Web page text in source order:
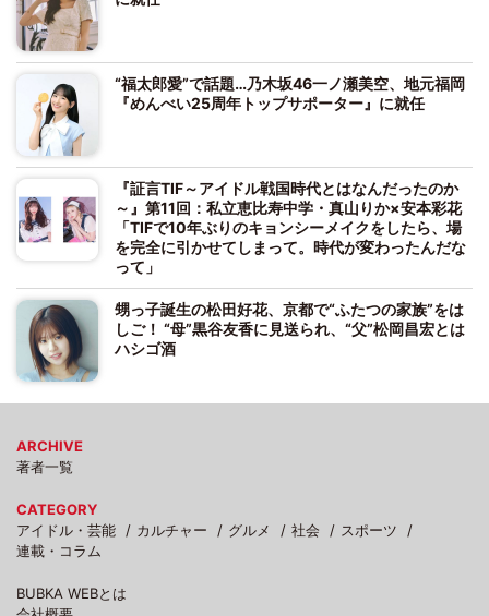
“福太郎愛”で話題…乃木坂46一ノ瀬美空、地元福岡
『めんべい25周年トップサポーター』に就任
『証言TIF～アイドル戦国時代とはなんだったのか
～』第11回：私立恵比寿中学・真山りか×安本彩花
「TIFで10年ぶりのキョンシーメイクをしたら、場
を完全に引かせてしまって。時代が変わったんだな
って」
甥っ子誕生の松田好花、京都で“ふたつの家族”をは
しご！ “母”黒谷友香に見送られ、“父”松岡昌宏とは
ハシゴ酒
ARCHIVE
著者一覧
CATEGORY
アイドル・芸能
カルチャー グルメ 社会
スポーツ
連載・コラム
BUBKA WEBとは